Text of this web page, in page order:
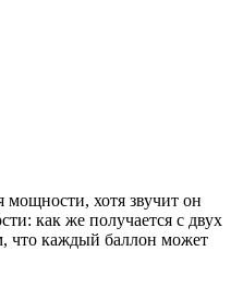
мощности, хотя звучит он
как же получается с двух
что каждый баллон может